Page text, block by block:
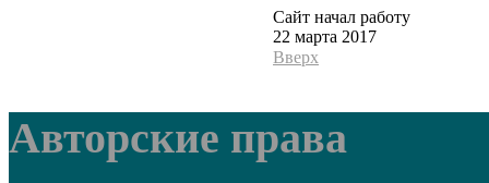
Сайт начал работу
22 марта 2017
Вверх
Авторские права